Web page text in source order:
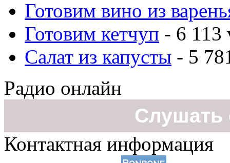
Готовим вино из
Готовим кетчуп - 6 113
Салат из капусты - 5
Радио онлайн
Слушать
Контактная информация